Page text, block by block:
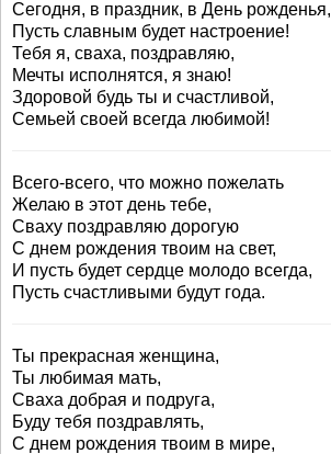
Сегодня, в праздник, в День рожденья,
Пусть славным будет настроение!
Тебя я, сваха, поздравляю,
Мечты исполнятся, я знаю!
Здоровой будь ты и счастливой,
Семьей своей всегда любимой!
Всего-всего, что можно пожелать
Желаю в этот день тебе,
Сваху поздравляю дорогую
С днем рождения твоим на свет,
И пусть будет сердце молодо всегда,
Пусть счастливыми будут года.
Ты прекрасная женщина,
Ты любимая мать,
Сваха добрая и подруга,
Буду тебя поздравлять,
С днем рождения твоим в мире,